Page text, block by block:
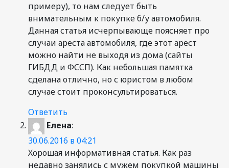
примеру), то нам следует быть
внимательным к покупке б/у автомобиля.
Данная статья исчерпывающе поясняет про
случаи ареста автомобиля, где этот арест
можно найти не выходя из дома (сайты
ГИБДД и ФССП). Как небольшая памятка
сделана отлично, но с юристом в любом
случае стоит проконсультироваться.
Ответить
Елена:
30.06.2016 в 04:21
Хорошая информативная статья. Как раз
недавно занялись с мужем покупкой машины